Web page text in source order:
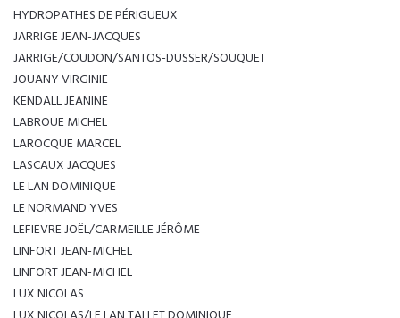
HYDROPATHES DE PÉRIGUEUX
JARRIGE JEAN-JACQUES
JARRIGE/COUDON/SANTOS-DUSSER/SOUQUET
JOUANY VIRGINIE
KENDALL JEANINE
LABROUE MICHEL
LAROCQUE MARCEL
LASCAUX JACQUES
LE LAN DOMINIQUE
LE NORMAND YVES
LEFIEVRE JOËL/CARMEILLE JÉRÔME
LINFORT JEAN-MICHEL
LINFORT JEAN-MICHEL
LUX NICOLAS